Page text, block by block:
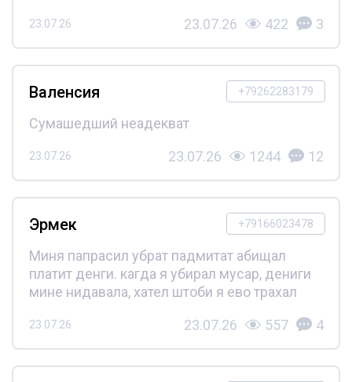
23.07.26 23.07.26 422 3
+79262283179
Валенсия
Сумашедший неадекват
23.07.26 23.07.26 1244 12
+79166023478
Эрмек
Миня папрасил убрат падмитат абищал
платит денги. кагда я убирал мусар, дениги
мине нидавала, хател штоби я ево трахал
23.07.26 23.07.26 557 4